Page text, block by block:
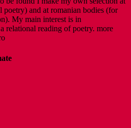
and at romanian bodies (for
My main interest is in
relational reading of poetry. more